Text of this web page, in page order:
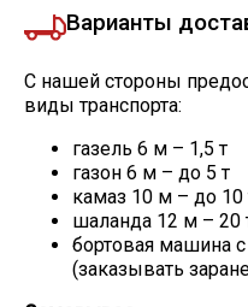
Варианты
С нашей стороны
виды транспорта:
газель 6 м – 1,5 т
газон 6 м – до 5 т
камаз 10 м – до 10
шаланда 12 м – 20
бортовая машина
(заказывать